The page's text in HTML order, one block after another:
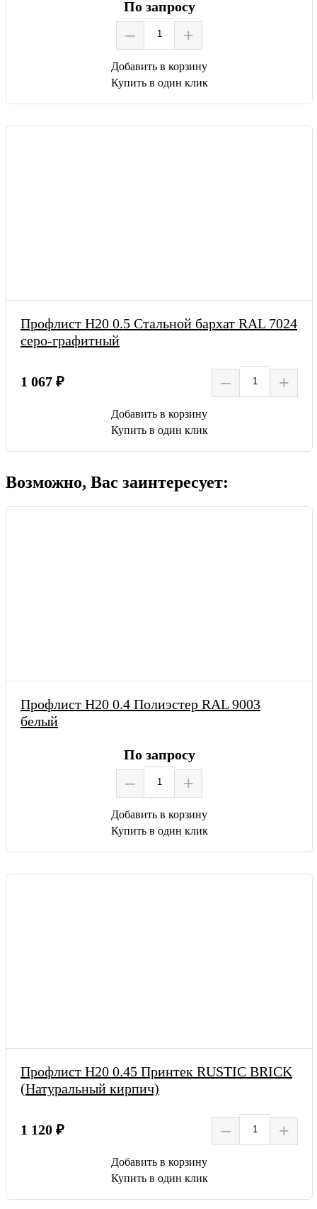
По запросу
– +
Добавить в корзину
Купить в один клик
Профлист Н20 0.5 Стальной бархат RAL 7024
серо-графитный
1 067 ₽ – +
Добавить в корзину
Купить в один клик
Возможно, Вас заинтересует:
Профлист Н20 0.4 Полиэстер RAL 9003
белый
По запросу
– +
Добавить в корзину
Купить в один клик
Профлист Н20 0.45 Принтек RUSTIC BRICK
(Натуральный кирпич)
1 120 ₽ – +
Добавить в корзину
Купить в один клик